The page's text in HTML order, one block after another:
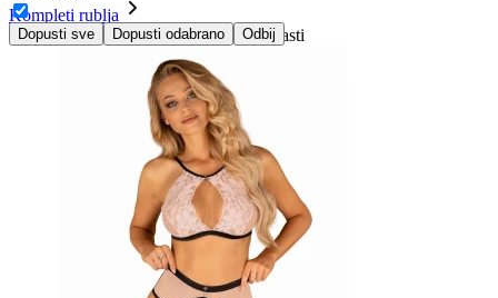
Dopusti sve Dopusti odabrano Odbij
Kompleti rublja
2-dijelni čipkasti komplet Lilines, ružičasti